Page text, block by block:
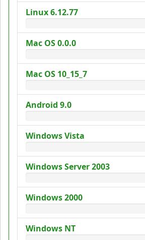
Linux 6.12.77
Mac OS 0.0.0
Mac OS 10_15_7
Android 9.0
Windows Vista
Windows Server 2003
Windows 2000
Windows NT